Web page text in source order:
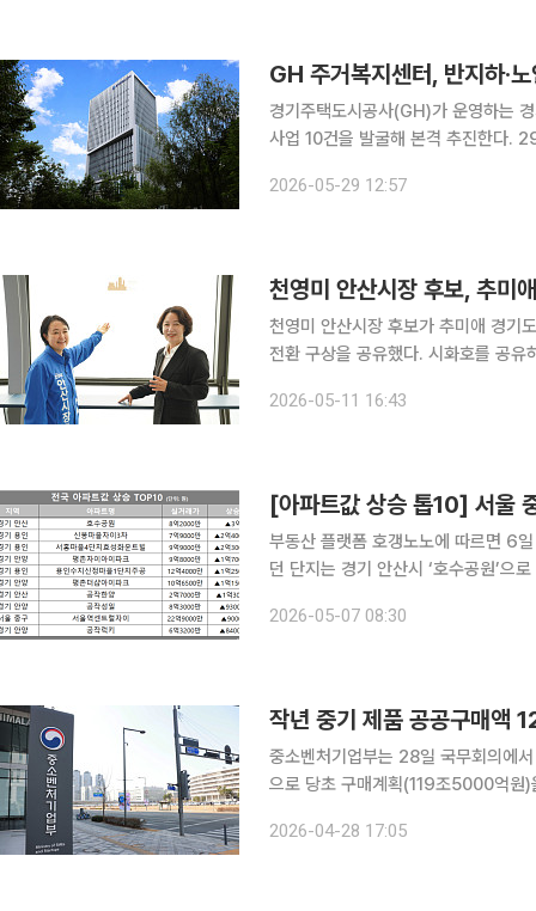
GH 주거복지센터, 반지하·
경기주택도시공사(GH)가 운영하는
사업 10건을 발굴해 본격 추진한다. 29일 이투데이 취재를 종합하면 경기도주거복지센터는 이날
터 노인가구 주거돌봄, 집수리 교육,
2026-05-29 12:57
천영미 안산시장 후보가 추미애 경기
전환 구상을 공유했다. 시화호를 공유
날 시화호 일대에서 진행된 합동 현장
2026-05-11 16:43
[아파트값 상승 톱10] 서울
부동산 플랫폼 호갱노노에 따르면 6
던 단지는 경기 안산시 ‘호수공원’으
억4000만원(43%) 올랐다. 3위는 ‘
2026-05-07 08:30
작년 중기 제품 공공구매액
중소벤처기업부는 28일 국무회의에
으로 당초 구매계획(119조5000억원)을 초과달성했다
지방자치단체, 교육청, 공기업, 지방
2026-04-28 17:05